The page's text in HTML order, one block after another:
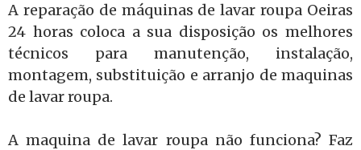
A reparação de máquinas de lavar roupa Oeiras
24 horas coloca a sua disposição os melhores
técnicos para manutenção, instalação,
montagem, substituição e arranjo de maquinas
de lavar roupa.
A maquina de lavar roupa não funciona? Faz